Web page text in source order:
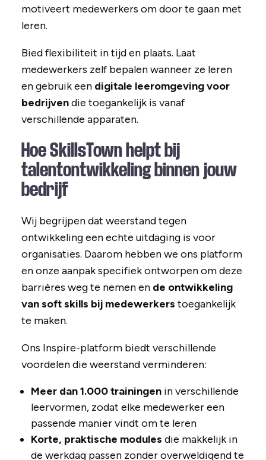
motiveert medewerkers om door te gaan met
leren.
Bied flexibiliteit in tijd en plaats. Laat
medewerkers zelf bepalen wanneer ze leren
en gebruik een digitale leeromgeving voor
bedrijvendie toegankelijk is vanaf
verschillende apparaten.
Hoe SkillsTown helpt bij
talentontwikkeling binnen jouw
bedrijf
Wij begrijpen dat weerstand tegen
ontwikkeling een echte uitdaging is voor
organisaties. Daarom hebben we ons platform
en onze aanpak specifiek ontworpen om deze
barrières weg te nemen en de ontwikkeling
van soft skills bij medewerkers toegankelijk
te maken.
Ons Inspire-platform biedt verschillende
voordelen die weerstand verminderen:
Meer dan 1.000 trainingenin verschillende
leervormen, zodat elke medewerker een
passende manier vindt om te leren
Korte, praktische modules die makkelijk in
de werkdag passen zonder overweldigend te